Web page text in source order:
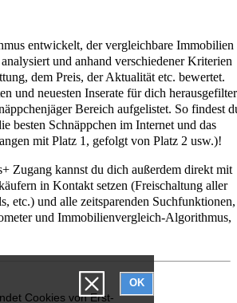
Cookies von Erst-
OK
entwickelt, der vergleichbare Immobilien
und anhand verschiedener Kriterien
dem Preis, der Aktualität etc. bewertet.
und neuesten Inserate für dich
Bereich aufgelistet. So findest
besten Schnäppchen im Internet und das
mit Platz 1, gefolgt von Platz 2 usw.)!
Zugang kannst du dich außerdem direkt mit
in Kontakt setzen (Freischaltung aller
etc.) und alle zeitsparenden Suchfunktionen,
und Immobilienvergleich-Algorithmus,